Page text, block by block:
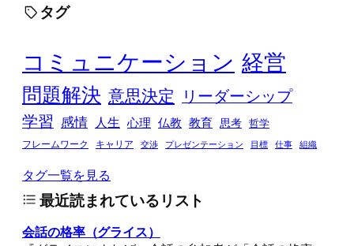
タグ
コミュニケーション 経営
問題解決 意思決定
リーダーシップ
学習
感情 人生 心理 仏教 教育 思考
哲学
フレームワーク
キャリア 交渉 プレゼンテーション 目標 仕事 組織
タグ一覧を見る
最近読まれているリスト
会話の格率（グライス）